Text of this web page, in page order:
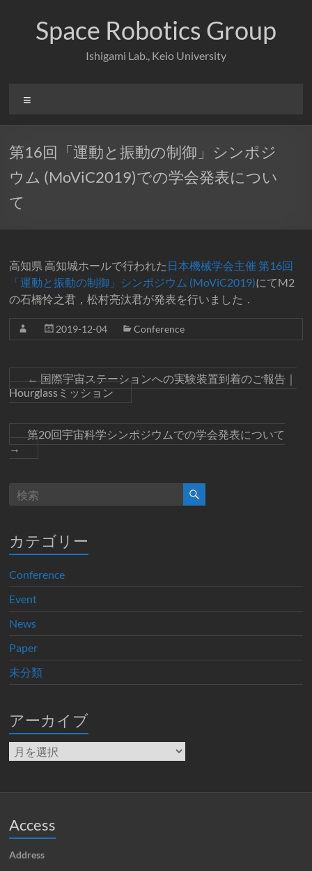
Space Robotics Group
Ishigami Lab., Keio University
ー
第16回「運動と振動の制御」シンポジ
ウム (MoViC2019)での学会発表につい
て
高知県 高知城ホールで行われた 日本機械学会主催 第16回
「運動と振動の制御」シンポジウム (MoViC2019)にてM2
の石橋怜之君，松村亮汰君が発表を行いました．
2019-12-04 Conference
←国際宇宙ステーションへの実験装置到着のご報告｜
Hourglassミッション
第20回宇宙科学シンポジウムでの学会発表について
→
カテゴリー
Conference
Event
News
Paper
未分類
アーカイブ
ア
ー
イ
Access
Address